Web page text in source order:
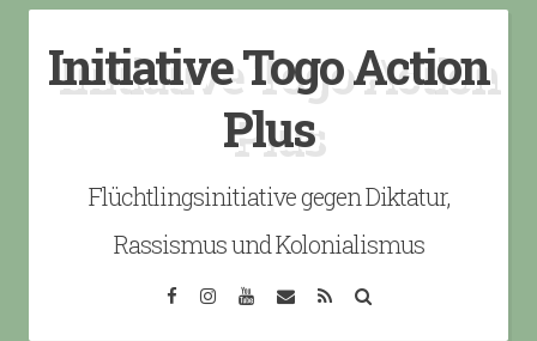
content
Initiative Togo Action
Plus
Flüchtlingsinitiative gegen Diktatur,
Rassismus und Kolonialismus
FacebookInstagramYouTube
EmailRSS